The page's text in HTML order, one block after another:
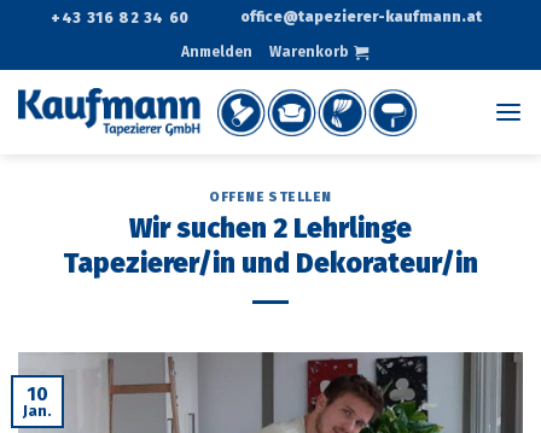
springen
+43 316 82 34 60 office@tapezierer-kaufmann.at
Anmelden Warenkorb
OFFENE STELLEN
Wir suchen 2 Lehrlinge
Tapezierer/in und Dekorateur/in
10
Jan.